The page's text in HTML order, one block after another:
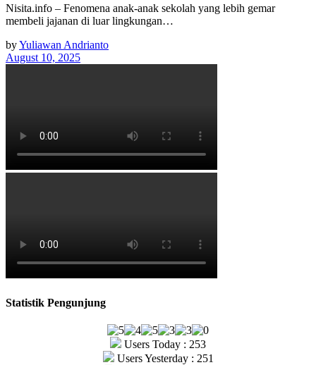
Nisita.info – Fenomena anak-anak sekolah yang lebih gemar
membeli jajanan di luar lingkungan…
byYuliawan Andrianto
August 10, 2025
Statistik Pengunjung
Users Today : 253
Users Yesterday : 251